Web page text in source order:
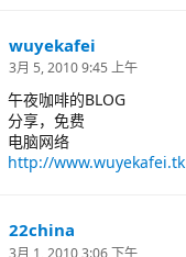
wuyekafei
道：
3月 5, 2010 9:45 上午
午夜咖啡的BLOG
分享，免费
电脑网络
http://www.wuyekafei.tk
22china
3月 1, 2010 3:06 下午